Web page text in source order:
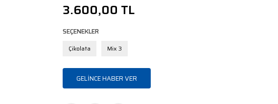
3.600,00 TL
SEÇENEKLER
Çikolata Mix 3
GELİNCE HABER VER